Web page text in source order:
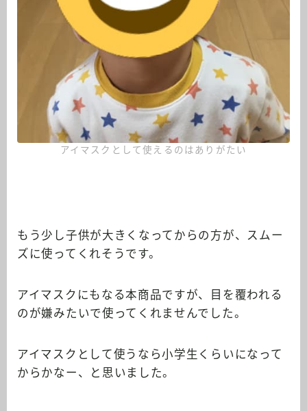
アイマスクとして使えるのはありがたい
もう少し子供が大きくなってからの方が、スムー
ズに使ってくれそうです。
アイマスクにもなる本商品ですが、目を覆われる
のが嫌みたいで使ってくれませんでした。
アイマスクとして使うなら小学生くらいになって
からかなー、と思いました。